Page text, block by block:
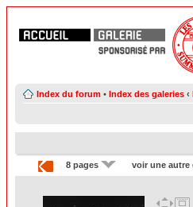
Index du forum • Index des galeries ‹
8 pages voir une autre